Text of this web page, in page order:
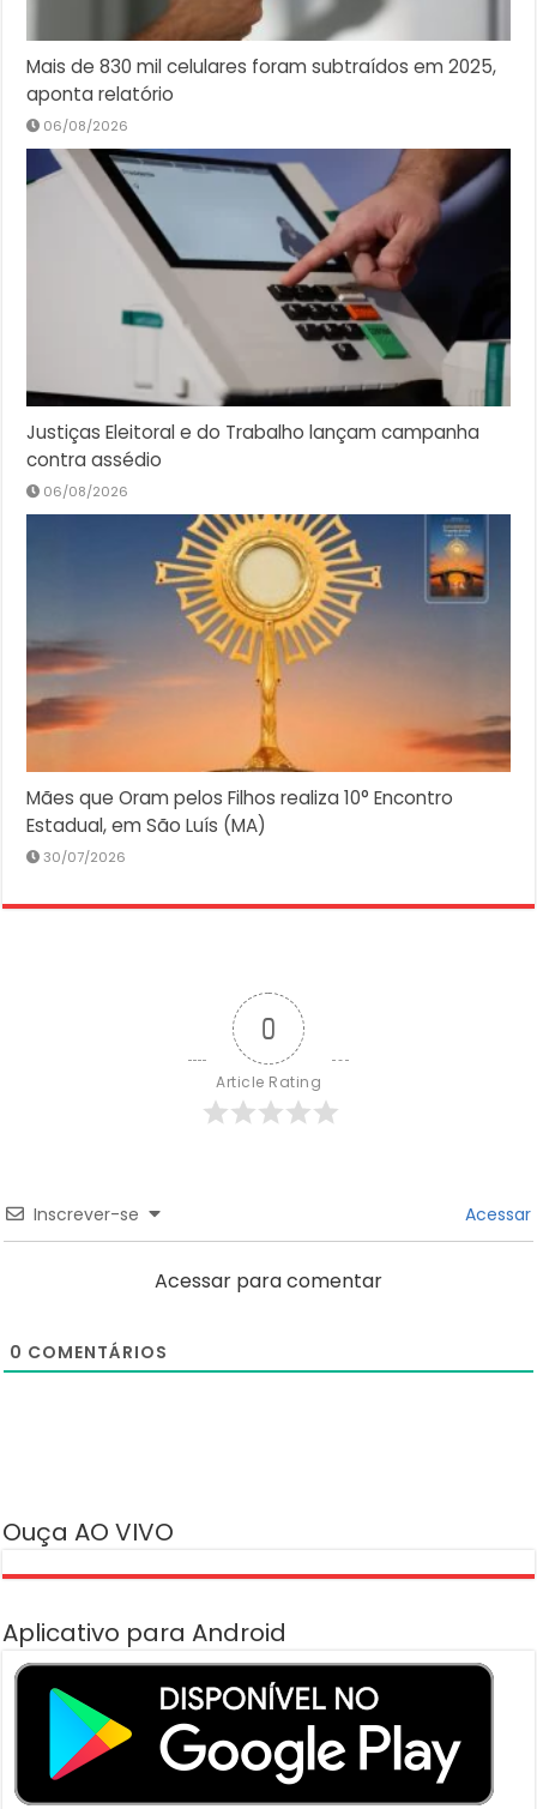
Mais de 830 mil celulares foram subtraídos em 2025,
aponta relatório
06/08/2026
Justiças Eleitoral e do Trabalho lançam campanha
contra assédio
06/08/2026
Mães que Oram pelos Filhos realiza 10° Encontro
Estadual, em São Luís (MA)
30/07/2026
0
Article Rating
Inscrever-se Acessar
Acessar para comentar
0 COMENTÁRIOS
Ouça AO VIVO
Aplicativo para Android